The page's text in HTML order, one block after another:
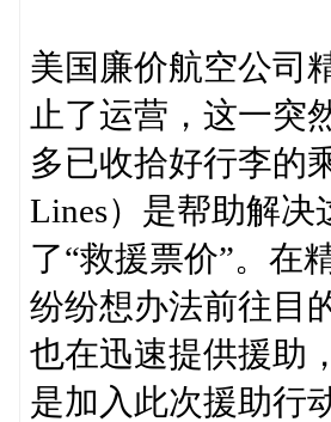
美国廉价航空公司
止了运营，这一突
多已收拾好行李的
Lines）是帮助解
了“救援票价”。在
纷纷想办法前往目
也在迅速提供援助
是加入此次援助行